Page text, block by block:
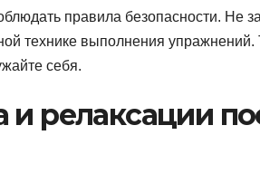
правила безопасности. Не
технике выполнения
себя.
релаксации